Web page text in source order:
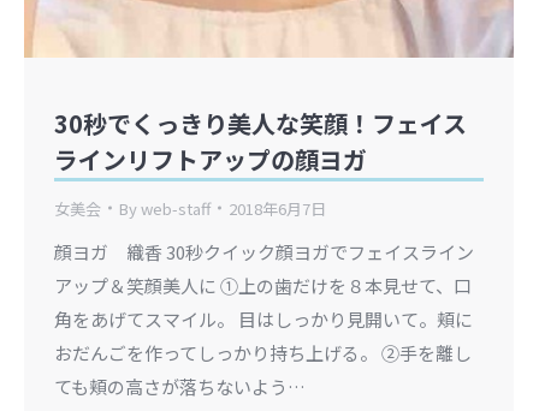
30秒でくっきり美人な笑顔！フェイス
ラインリフトアップの顔ヨガ
女美会 Byweb-staff 2018年6月7日
顔ヨガ 織香 30秒クイック顔ヨガでフェイスライン
アップ＆笑顔美人に ①上の歯だけを８本見せて、口
角をあげてスマイル。 目はしっかり見開いて。頬に
おだんごを作ってしっかり持ち上げる。 ②手を離し
ても頬の高さが落ちないよう…